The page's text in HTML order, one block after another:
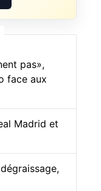
pas»,
face aux
Madrid et